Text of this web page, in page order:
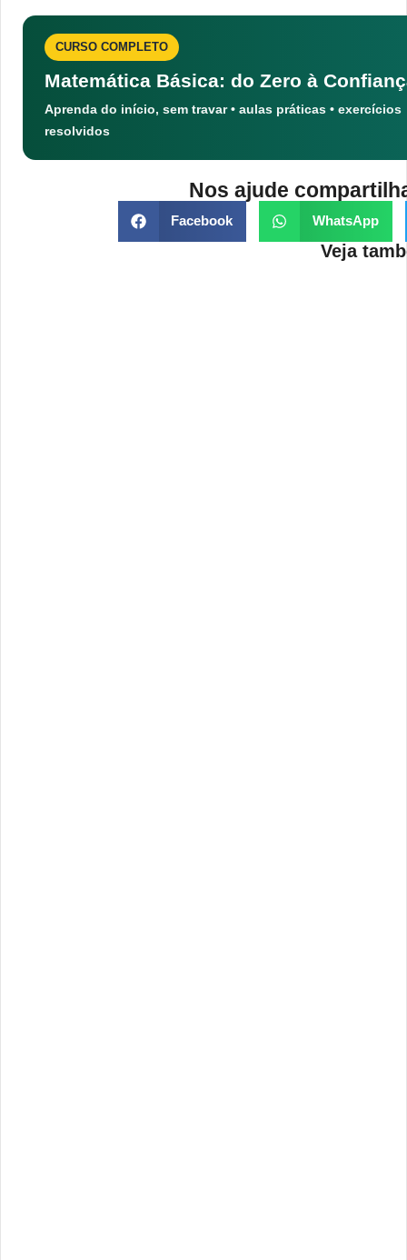
CURSO COMPLETO
Matemática Básica: do Zero à
Aprenda do início, sem travar • aulas práticas • exercícios
resolvidos
Nos ajude
Facebook WhatsApp
Veja